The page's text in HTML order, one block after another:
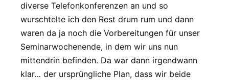
diverse Telefonkonferenzen an und so
wurschtelte ich den Rest drum rum und dann
waren da ja noch die Vorbereitungen für unser
Seminarwochenende, in dem wir uns nun
mittendrin befinden. Da war dann irgendwann
klar… der ursprüngliche Plan, dass wir beide